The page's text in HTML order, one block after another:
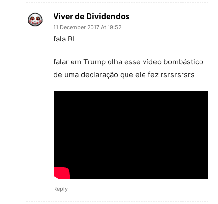
Viver de Dividendos
11 December 2017 At 19:52
fala BI
falar em Trump olha esse vídeo bombástico
de uma declaração que ele fez rsrsrsrsrs
Reply